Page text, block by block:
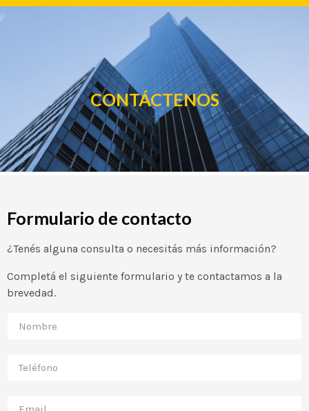
CONTÁCTENOS
Formulario de contacto
¿Tenés alguna consulta o necesitás más información?
Completá el siguiente formulario y te contactamos a la
brevedad.